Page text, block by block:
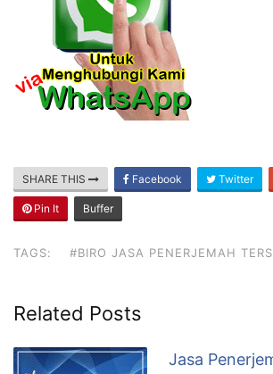
SHARE THIS Facebook Twitter
Pin It Buffer
TAGS: #BIRO JASA PENERJEMAH
Related Posts
Jasa